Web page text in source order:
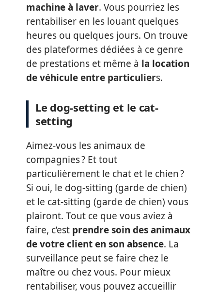
machine à laver. Vous pourriez les
rentabiliser en les louant quelques
heures ou quelques jours. On trouve
des plateformes dédiées à ce genre
de prestations et même à la location
de véhicule entre particuliers.
Le dog-setting et le cat-
setting
Aimez-vous les animaux de
compagnies ? Et tout
particulièrement le chat et le chien ?
Si oui, le dog-sitting (garde de chien)
et le cat-sitting (garde de chien) vous
plairont. Tout ce que vous aviez à
faire, c’est prendre soin des animaux
de votre client en son absence. La
surveillance peut se faire chez le
maître ou chez vous. Pour mieux
rentabiliser, vous pouvez accueillir